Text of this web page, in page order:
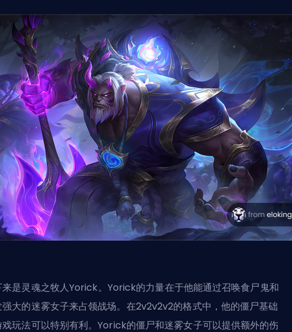
来是灵魂之牧人Yorick。Yorick的力量在于他能通过召唤食尸鬼和
大的迷雾女子来占领战场。在2v2v2v2的格式中，他的僵尸基础
戏玩法可以特别有利。Yorick的僵尸和迷雾女子可以提供额外的伤